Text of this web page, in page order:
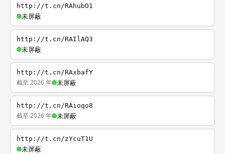
http://t.cn/RAhubO1
未屏蔽
http://t.cn/RAIlAQ3
未屏蔽
http://t.cn/RAxbafY
截至 2026 年 未屏蔽
http://t.cn/RAioqo8
截至 2026 年 未屏蔽
http://t.cn/zYcuT1U
未屏蔽